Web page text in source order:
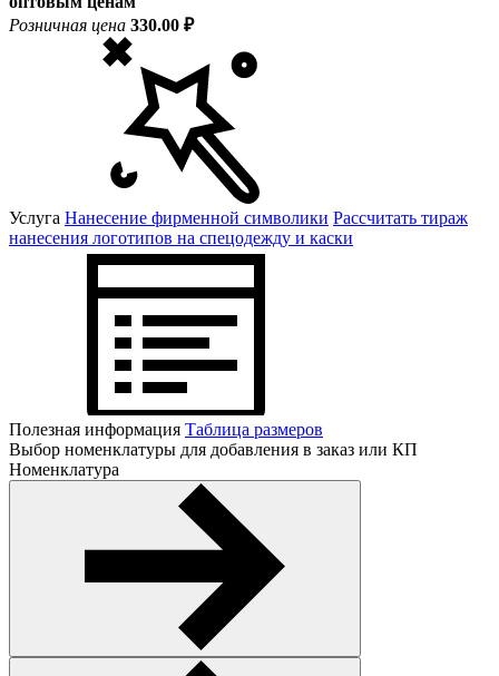
Розничная цена 330.00 ₽
Услуга Нанесение фирменной символики Рассчитать тираж
нанесения логотипов на спецодежду и каски
Полезная информация Таблица размеров
Выбор номенклатуры для добавления в заказ или КП
Номенклатура